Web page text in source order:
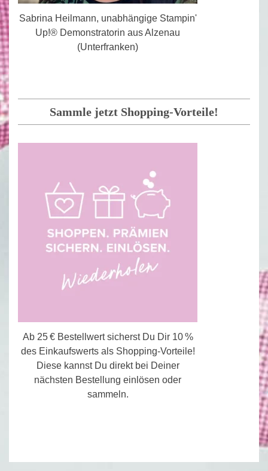
Sabrina Heilmann, unabhängige Stampin'
Up!® Demonstratorin aus Alzenau
(Unterfranken)
Sammle jetzt Shopping-Vorteile!
Ab 25 € Bestellwert sicherst Du Dir 10 %
des Einkaufswerts als Shopping-Vorteile!
Diese kannst Du direkt bei Deiner
nächsten Bestellung einlösen oder
sammeln.